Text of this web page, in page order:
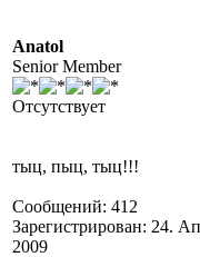
Anatol
Senior Member
Отсутствует
тыц, пыц, тыц!!!
Сообщений: 412
Зарегистрирован: 24.
2009